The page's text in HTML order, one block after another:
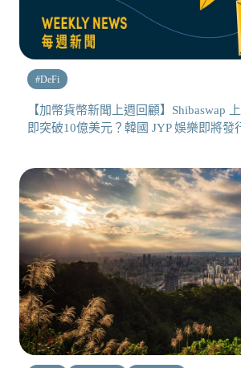
#DeFi
【加幣貨幣新聞上週回顧】Shibaswap
即突破10億美元？韓國 JYP 娛樂即將發